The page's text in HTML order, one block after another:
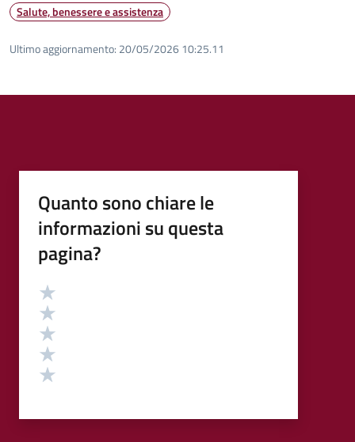
Salute, benessere e assistenza
Ultimo aggiornamento: 20/05/2026 10:25.11
Quanto sono chiare le
informazioni su questa
pagina?
Valutazione